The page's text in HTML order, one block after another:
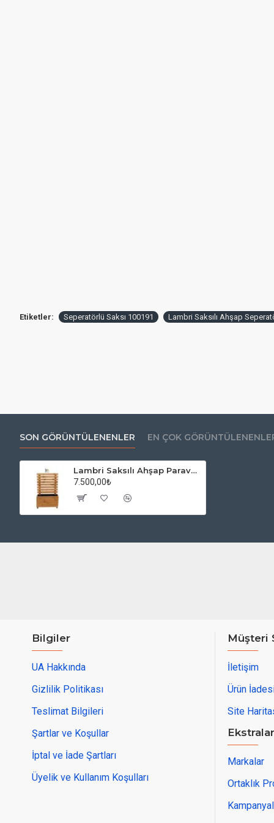
Etiketler: Seperatörlü Saksı 100191 Lambri Saksılı Ahşap
SON GÖRÜNTÜLENENLER EN ÇOK
Lambri Saksılı Ahşap Paravan
7.500,00₺
Bilgiler
UA Hakkında
Gizlilik Politikası
Teslimat Bilgileri
Şartlar ve Koşullar
İptal ve İade Şartları
Üyelik ve Kullanım Koşulları
Müşteri
İletişim
Ürün
Site
Ekstralar
Markalar
Ortaklık